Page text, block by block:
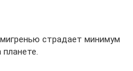
страдает минимум